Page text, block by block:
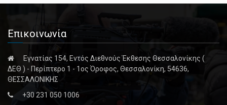
February 20, 2024
The Democratic Governors Association is beginning a
February 20, 2024
Επικοινωνία
Εγνατίας 154, Εντός Διεθνούς Έκθεσης Θεσσαλονίκης (
ΔΕΘ ) - Περίπτερο 1 - 1ος Όροφος, Θεσσαλονίκη, 54636,
ΘΕΣΣΑΛΟΝΙΚΗΣ
+30 231 050 1006